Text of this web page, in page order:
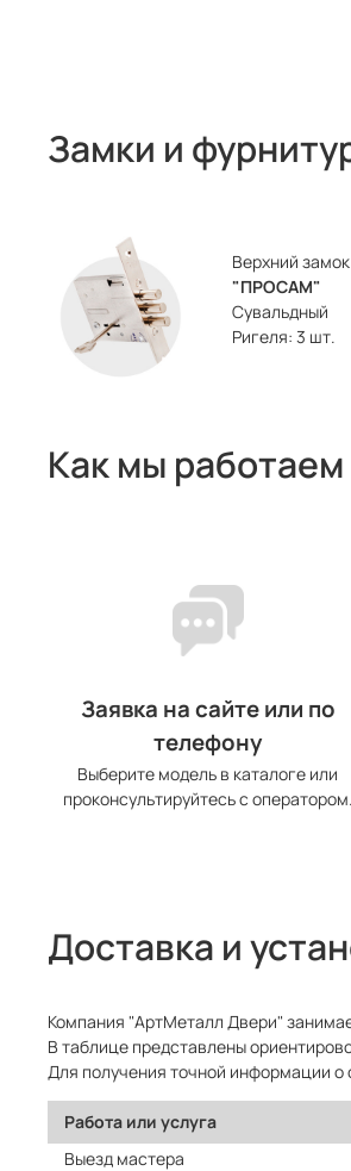
Замки и
Верхний замок
"ПРОСАМ"
Сувальдный
Ригеля: 3 шт.
Как мы работаем
Заявка на сайте или по
телефону
Выберите модель в каталоге или
проконсультируйтесь с оператором.
Доставка и
Компания "АртМеталл Двери"
В таблице представлены
Для получения точной информации
Работа или услуга
Выезд мастера